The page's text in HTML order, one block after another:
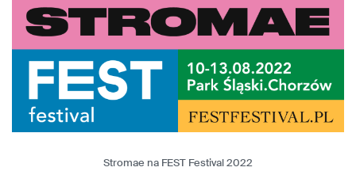
Stromae na FEST Festival 2022